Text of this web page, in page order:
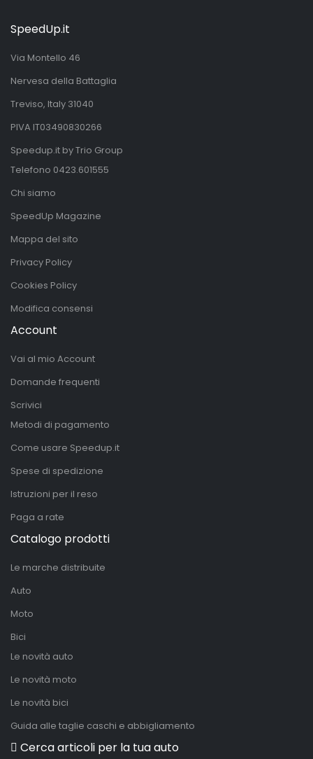
SpeedUp.it
Via Montello 46
Nervesa della Battaglia
Treviso, Italy 31040
PIVA IT03490830266
Speedup.it by Trio Group
Telefono 0423.601555
Chi siamo
SpeedUp Magazine
Mappa del sito
Privacy Policy
Cookies Policy
Modifica consensi
Account
Vai al mio Account
Domande frequenti
Scrivici
Metodi di pagamento
Come usare Speedup.it
Spese di spedizione
Istruzioni per il reso
Paga a rate
Catalogo prodotti
Le marche distribuite
Auto
Moto
Bici
Le novità auto
Le novità moto
Le novità bici
Guida alle taglie caschi e abbigliamento
Cerca articoli per la tua auto